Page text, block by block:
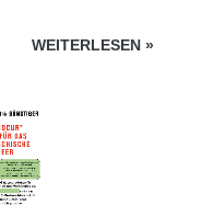
WEITERLESEN »